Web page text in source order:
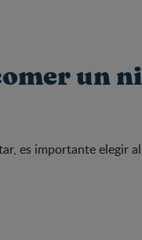
un
es importante elegir